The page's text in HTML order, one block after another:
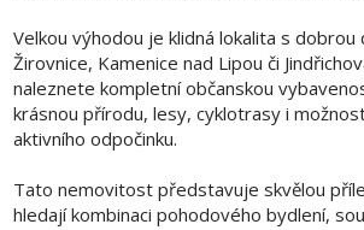
Velkou výhodou je klidná lokalita s
Žirovnice, Kamenice nad Lipou či
naleznete kompletní občanskou
krásnou přírodu, lesy, cyklotrasy i
aktivního odpočinku.
Tato nemovitost představuje skvělou
hledají kombinaci pohodového bydlení,